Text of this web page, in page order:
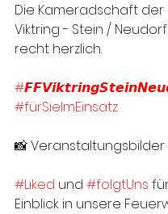
Die Kameradschaft
Viktring - Stein /
recht herzlich.
#fürSieImEinsatz
📸 Veranstaltungsbilder
#Liked und #folgtUns
Einblick in unsere